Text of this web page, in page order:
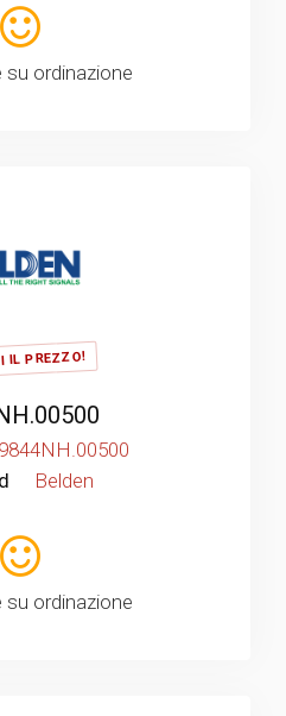
su ordinazione
IL PREZZO!
9844NH.00500
Belden
su ordinazione